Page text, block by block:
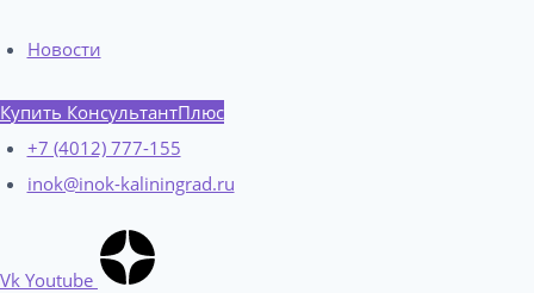
Новости
Купить КонсультантПлюс
+7 (4012) 777-155
inok@inok-kaliningrad.ru
Vk Youtube